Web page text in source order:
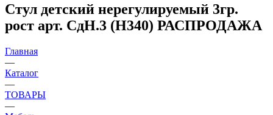
Стул детский нерегулируемый 3гр.
рост арт. СдН.3 (Н340) РАСПРОДАЖА
Главная
—
Каталог
—
ТОВАРЫ
—